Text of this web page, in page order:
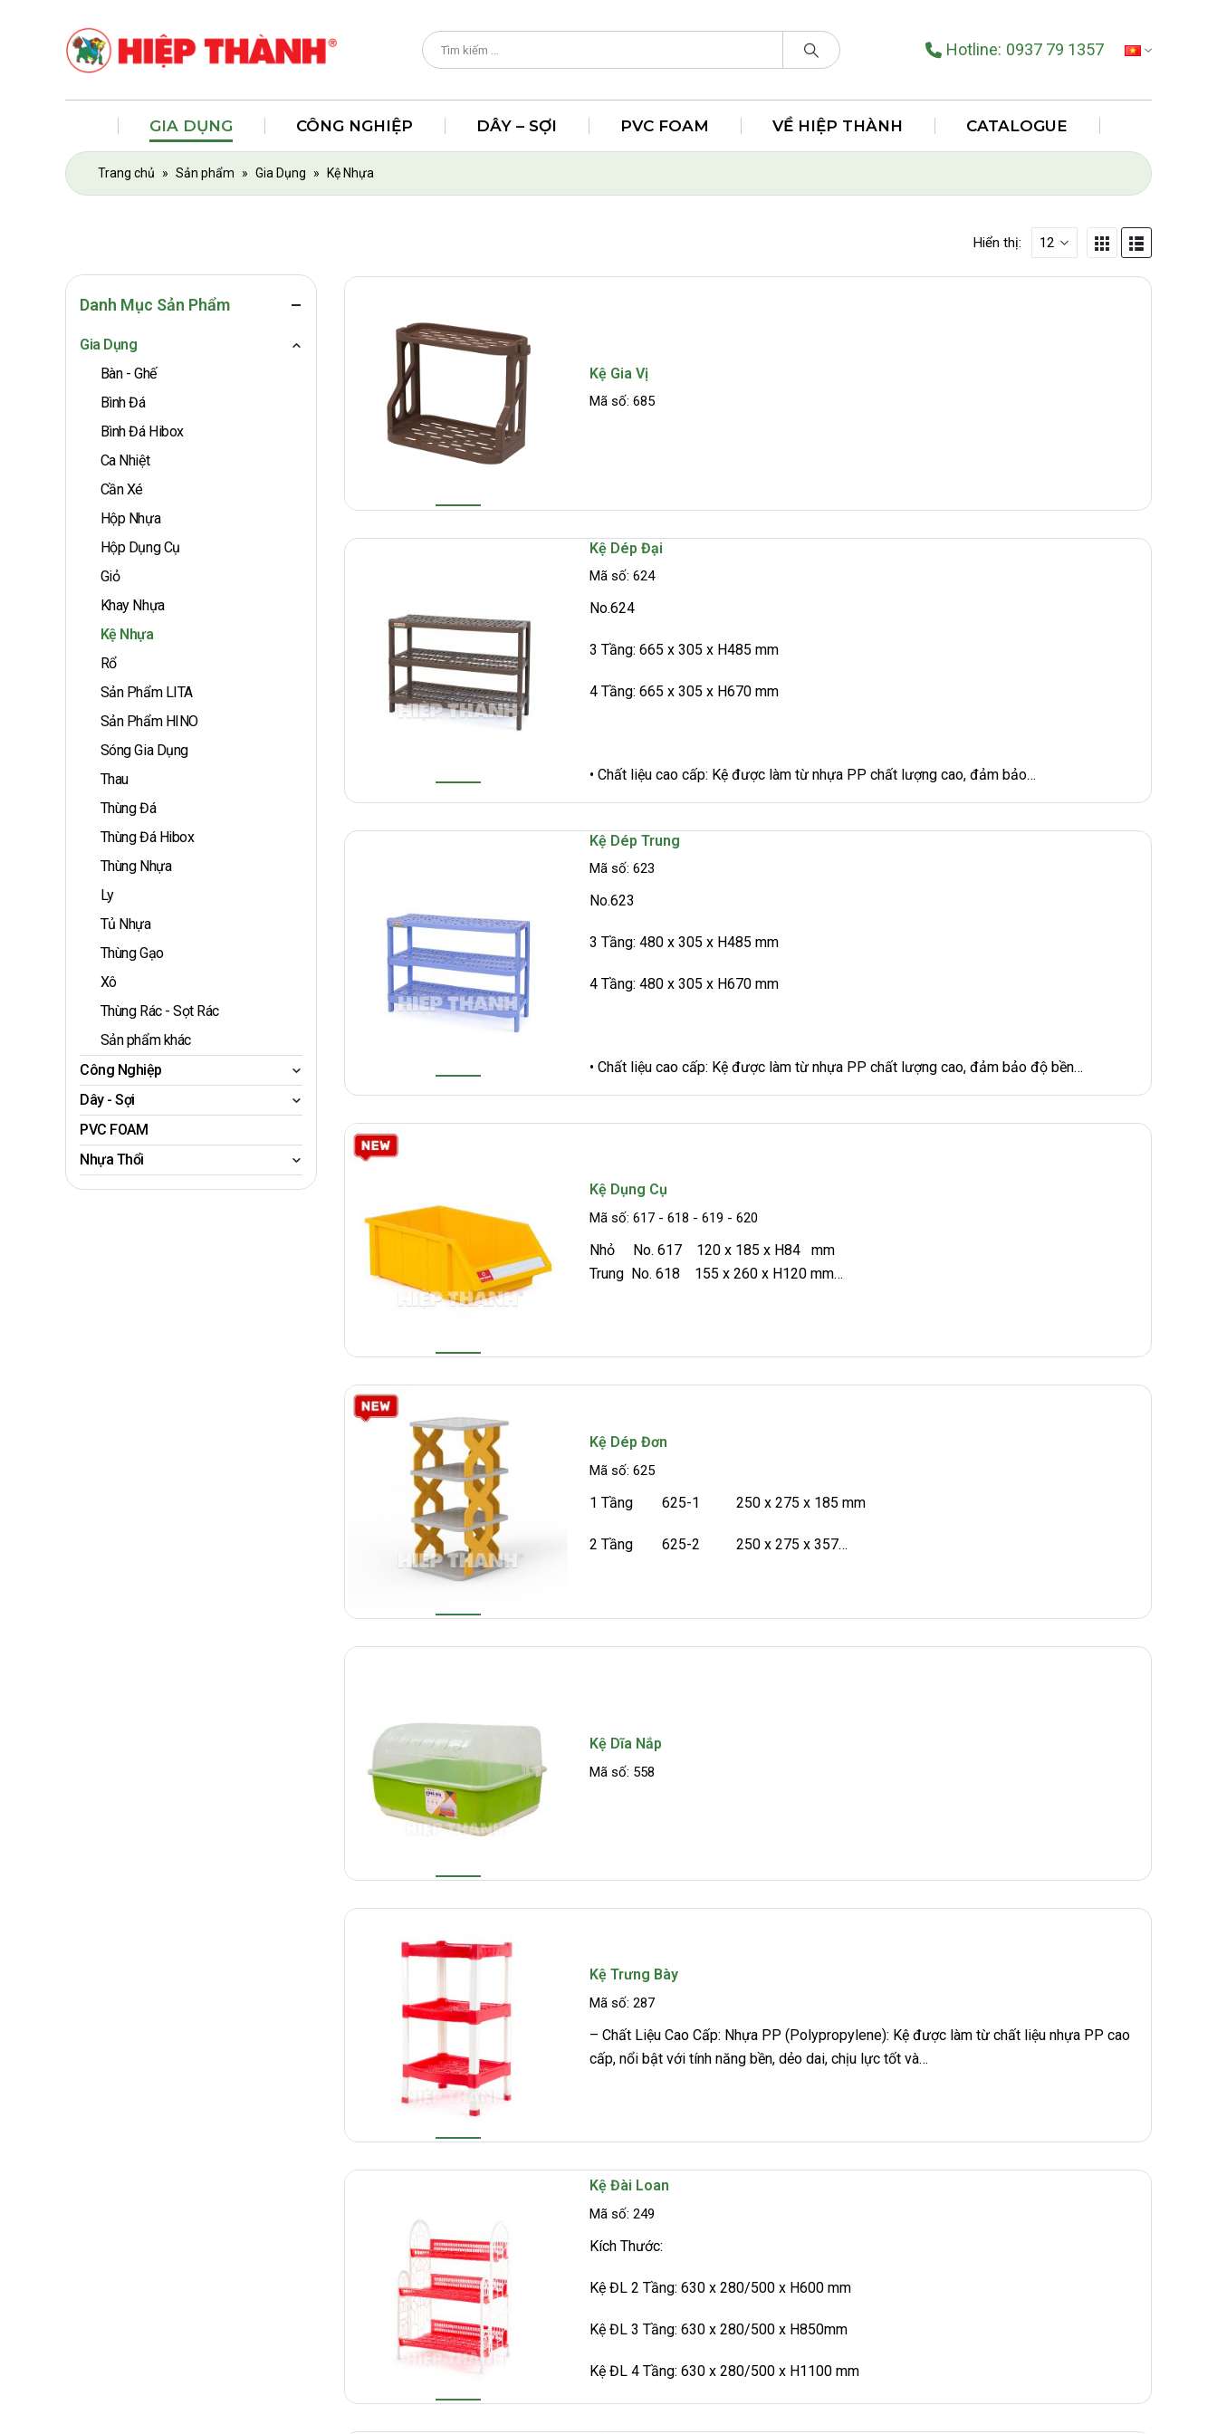
Hotline: 0937 79 1357
GIA DỤNG CÔNG NGHIỆP DÂY – SỢI PVC FOAM VỀ HIỆP THÀNH CATALOGUE
Trang chủ » Sản phẩm » Gia Dụng » Kệ Nhựa
Hiển thị:
Kệ Gia Vị
Mã số: 685
Kệ Dép Đại
Mã số: 624
No.624
3 Tầng: 665 x 305 x H485 mm
4 Tầng: 665 x 305 x H670 mm
• Chất liệu cao cấp: Kệ được làm từ nhựa PP chất lượng cao, đảm bảo…
Kệ Dép Trung
Mã số: 623
No.623
3 Tầng: 480 x 305 x H485 mm
4 Tầng: 480 x 305 x H670 mm
• Chất liệu cao cấp: Kệ được làm từ nhựa PP chất lượng cao, đảm bảo độ bền…
Kệ Dụng Cụ
Mã số: 617 - 618 - 619 - 620
Nhỏ No. 617 120 x 185 x H84 mm
Trung No. 618 155 x 260 x H120 mm
Kệ Dép Đơn
Mã số: 625
1 Tầng 625-1 250 x 275 x 185 mm
2 Tầng 625-2 250 x 275 x 357…
Kệ Dĩa Nắp
Mã số: 558
Kệ Trưng Bày
Mã số: 287
– Chất Liệu Cao Cấp: Nhựa PP (Polypropylene): Kệ được làm từ chất liệu nhựa PP cao
cấp, nổi bật với tính năng bền, dẻo dai, chịu lực tốt và…
Kệ Đài Loan
Mã số: 249
Kích Thước:
Kệ ĐL 2 Tầng: 630 x 280/500 x H600 mm
Kệ ĐL 3 Tầng: 630 x 280/500 x H850mm
Kệ ĐL 4 Tầng: 630 x 280/500 x H1100 mm
Danh Mục Sản Phẩm
Gia Dụng
Bàn - Ghế
Bình Đá
Bình Đá Hibox
Ca Nhiệt
Cần Xé
Hộp Nhựa
Hộp Dụng Cụ
Giỏ
Khay Nhựa
Kệ Nhựa
Rổ
Sản Phẩm LITA
Sản Phẩm HINO
Sóng Gia Dụng
Thau
Thùng Đá
Thùng Đá Hibox
Thùng Nhựa
Ly
Tủ Nhựa
Thùng Gạo
Xô
Thùng Rác - Sọt Rác
Sản phẩm khác
Công Nghiệp
Dây - Sợi
PVC FOAM
Nhựa Thổi